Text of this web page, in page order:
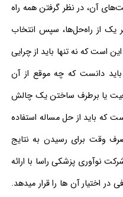
آن، در نظر گرفتن همه راه‌
یک از راه‌حل‌ها، سپس انتخاب
است که نه تنها باید از چرایی
دانست که چه موقع از آن
یا برطرف ساختن یک چالش
که باید از حل مساله استفاده
وقت برای رسیدن به نتایج
نوآوری پزشکی راسا با ارائه
در اختیار آن ها را قرار می­دهد.